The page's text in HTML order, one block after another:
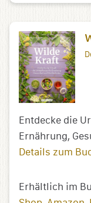
Entdecke die
Ernährung,
Details zum
Erhältlich im